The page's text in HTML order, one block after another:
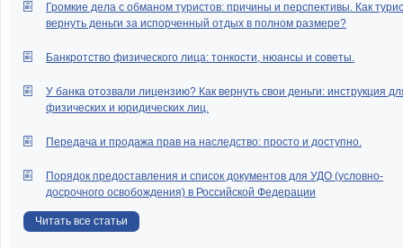
Громкие дела с обманом туристов: причины и перспективы. Как
вернуть деньги за испорченный отдых в полном размере?
Банкротство физического лица: тонкости, нюансы и советы.
У банка отозвали лицензию? Как вернуть свои деньги: инструкция
физических и юридических лиц.
Передача и продажа прав на наследство: просто и доступно.
Порядок предоставления и список документов для УДО (условно-
досрочного освобождения) в Российской Федерации
Читать все статьи